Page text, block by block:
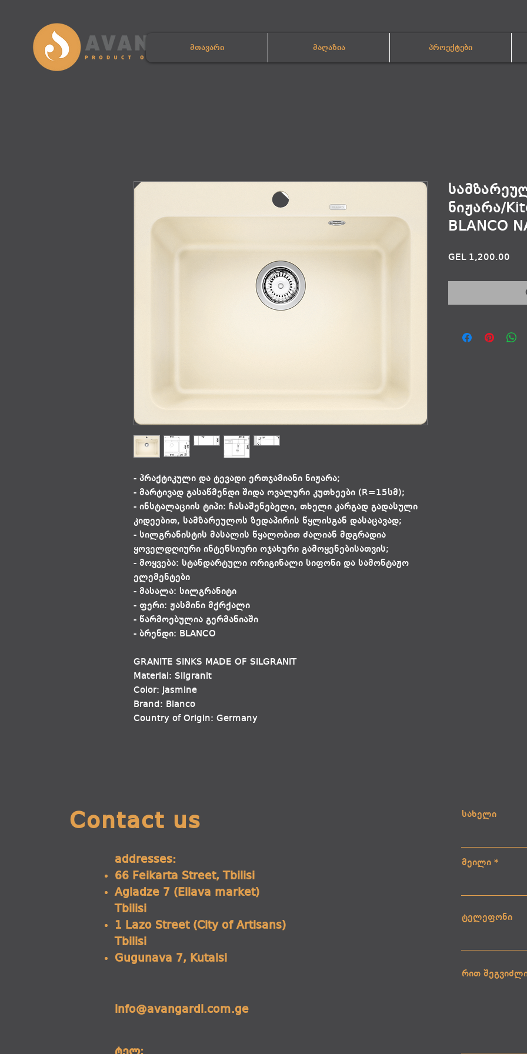
მთავარი მაღაზია პროექტები
- პრაქტიკული და ტევადი ერთჯამიანი ნიჟარა;
- მარტივად გასაწმენდი შიდა ოვალური კუთხეები (R=15სმ);
- ინსტალაციის ტიპი: ჩასაშენებელი, თხელი კარგად გადასული
კიდეებით, სამზარეულოს ზედაპირის წყლისგან დასაცავად;
- სილგრანისტის მასალის წყალობით ძალიან მდგრადია
ყოველდღიური ინტენსიური ოჯახური გამოყენებისათვის;
- მოყვება: სტანდარტული ორიგინალი სიფონი და სამონტაჟო
ელემენტები
- მასალა: სილგრანიტი
- ფერი: ჟასმინი მქრქალი
- წარმოებულია გერმანიაში
- ბრენდი: BLANCO
GRANITE SINKS MADE OF SILGRANIT
Material: Silgranit
Color: Jasmine
Brand: Blanco
Country of Origin: Germany
ნიჟარა/
BLANCO
GEL 1,200.00
Contact us
addresses:
66 Feikarta Street, Tbilisi
Agladze 7 (Eliava market)
Tbilisi
1 Lazo Street (City of Artisans)
Tbilisi
Gugunava 7, Kutaisi
info@avangardi.com.ge
ტელ:
სახელი
მეილი
ტელეფონი
რით